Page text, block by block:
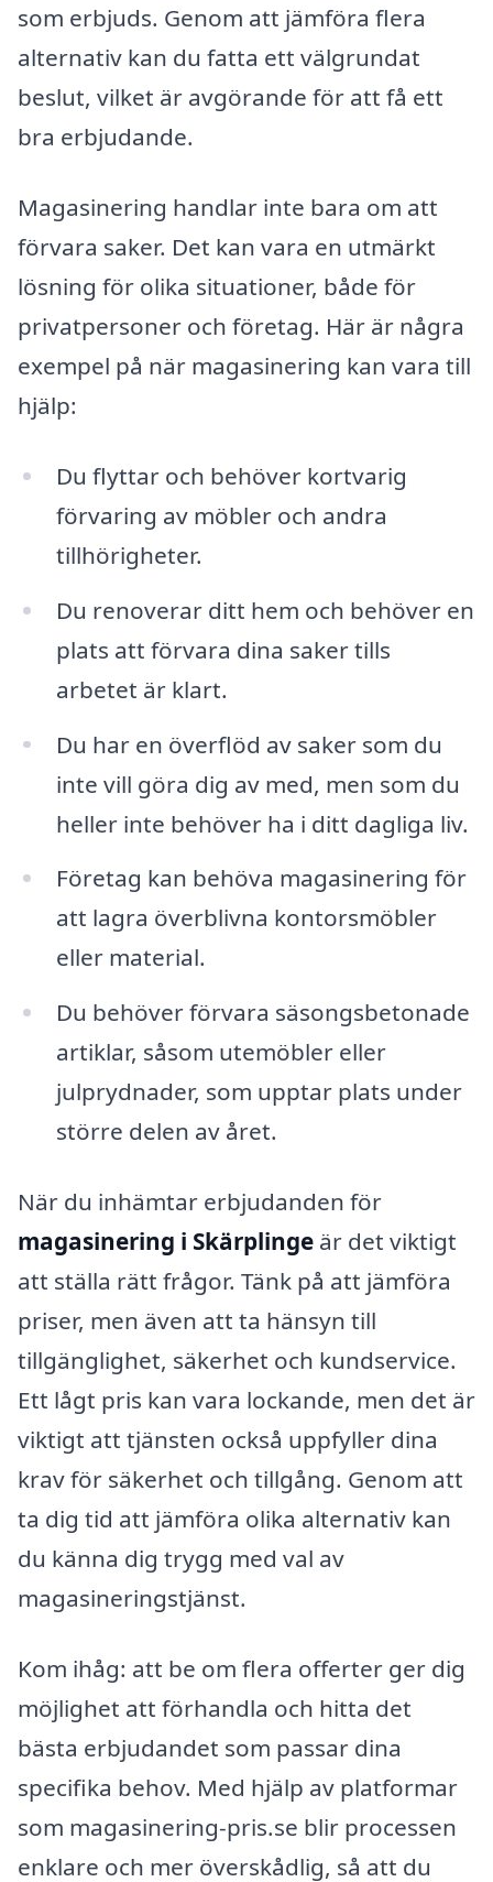
som erbjuds. Genom att jämföra flera
alternativ kan du fatta ett välgrundat
beslut, vilket är avgörande för att få ett
bra erbjudande.
Magasinering handlar inte bara om att
förvara saker. Det kan vara en utmärkt
lösning för olika situationer, både för
privatpersoner och företag. Här är några
exempel på när magasinering kan vara till
hjälp:
Du flyttar och behöver kortvarig
förvaring av möbler och andra
tillhörigheter.
Du renoverar ditt hem och behöver en
plats att förvara dina saker tills
arbetet är klart.
Du har en överflöd av saker som du
inte vill göra dig av med, men som du
heller inte behöver ha i ditt dagliga liv.
Företag kan behöva magasinering för
att lagra överblivna kontorsmöbler
eller material.
Du behöver förvara säsongsbetonade
artiklar, såsom utemöbler eller
julprydnader, som upptar plats under
större delen av året.
När du inhämtar erbjudanden för
magasinering i Skärplinge är det viktigt
att ställa rätt frågor. Tänk på att jämföra
priser, men även att ta hänsyn till
tillgänglighet, säkerhet och kundservice.
Ett lågt pris kan vara lockande, men det är
viktigt att tjänsten också uppfyller dina
krav för säkerhet och tillgång. Genom att
ta dig tid att jämföra olika alternativ kan
du känna dig trygg med val av
magasineringstjänst.
Kom ihåg: att be om flera offerter ger dig
möjlighet att förhandla och hitta det
bästa erbjudandet som passar dina
specifika behov. Med hjälp av platformar
som magasinering-pris.se blir processen
enklare och mer överskådlig, så att du